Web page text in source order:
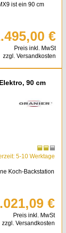
ist ein 90 cm
€
Preis inkl. MwSt
zzgl. Versandkosten
90 cm
5-10 Werktage
Koch-Backstation
€
Preis inkl. MwSt
zzgl. Versandkosten